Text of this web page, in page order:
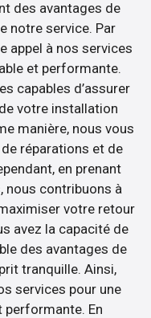
des avantages de
notre service. Par
appel à nos services
et performante.
capables d’assurer
votre installation
manière, nous vous
réparations et de
en prenant
nous contribuons à
votre retour
avez la capacité de
des avantages de
tranquille. Ainsi,
services pour une
En